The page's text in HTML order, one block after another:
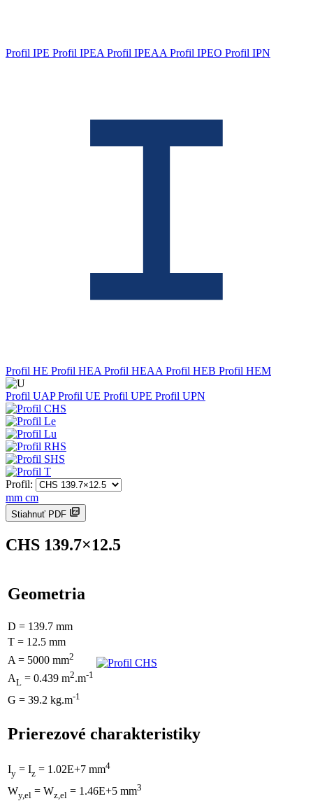
Profil IPE Profil IPEA Profil IPEAA Profil IPEO Profil IPN
Profil HE Profil HEA Profil HEAA Profil HEB Profil HEM
Profil UAPProfil UE Profil UPE Profil UPN
Profil:
mm cm
Stiahnuť PDF
CHS 139.7×12.5
Geometria
D = 139.7 mm
T = 12.5 mm
A = 5000 mm2
AL = 0.439 m2.m-1
G = 39.2 kg.m-1
Prierezové charakteristiky
Iy = Iz = 1.02E+7 mm4
Wy,el = Wz,el = 1.46E+5 mm3